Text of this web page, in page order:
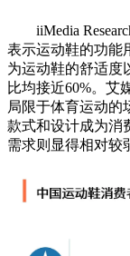
iiMedia
表示运动鞋的功能
为运动鞋的舒适度
比均接近60%。艾
局限于体育运动的
款式和设计成为消
需求则显得相对较